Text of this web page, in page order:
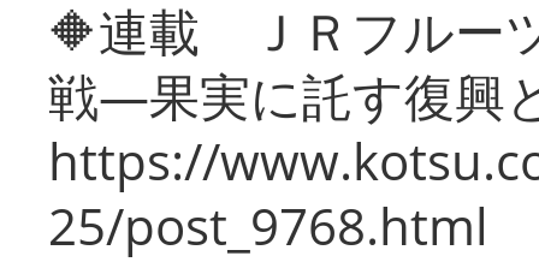
🔶連載 ＪＲフルー
戦―果実に託す復興
https://
25/post_9768.html